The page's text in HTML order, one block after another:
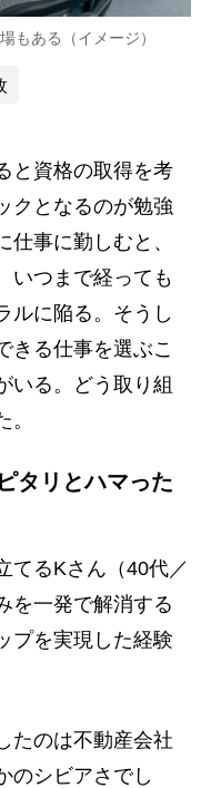
もある（イメージ）
と資格の取得を考
クとなるのが勉強
事に勤しむと、
いつまで経っても
ルに陥る。そうし
きる仕事を選ぶこ
いる。どう取り組
タリとハマった
るKさん（40代／
を一発で解消する
プを実現した経験
たのは不動産会社
のシビアさでし